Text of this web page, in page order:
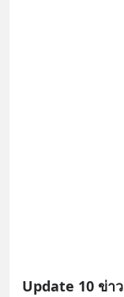
Update 10 ข่า